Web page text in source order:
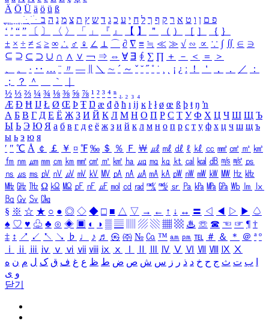
Ä Ö Ü ä ö ü ß
ִֶֹ ֻּ ׁׂ פ ם ן ו ט א ר ק ף ך ל ח י ע כ ג ד ש ץ ת צ מ נ ה ב
‘ ’ “ ” 〔 〕 〈 〉 「 」 『 』 【 】 ＂ （ ） ［ ］ ｛ ｝
± × ÷ ≠ ≤ ≥ ∞ ∴ ♂ ♀ ∠ ⊥ ⌒ ∂ ∇ ≡ ≒ ≪ ≫ √ ∽ ∝ ∵ ∫ ∬ ∈ ∋
⊆ ⊇ ⊂ ⊃ ∪ ∩ ∧ ∨ ￢ ⇒ ⇔ ∀ ∃ ∮ ∑ ∏ ＋ － ＜ ＝
＞
、
。 · ‥ … ¨ 〃 ― ＼ ∼ ´ ～ ˇ ˘ ˝ ˚ ˙ ¸ ¡ ¿ ː ！ ＇ ， ． ／
：
；
？ ＾ ｀
½ ⅓ ⅔ ¼ ¾ ⅛ ⅜ ⅝ ⅞ ¹ ² ³ ⁴ ⁿ ₁ ₂ ₃ ₄
Æ Ð Ħ Ĳ Ł Ø Œ Þ Ŧ Ŋ æ đ ð ħ ı ĳ ĸ ŀ ł ø œ ß þ ŧ ŋ ŉ
А Б В Г Д Е Ё Ж З И Й К Л М Н О П Р С Т У Ф Х Ц Ч Ш Щ Ъ
Ы Ь Э Ю Я а б в г д е ё ж з и й к л м н о п р с т у ф х ц ч ш щ ъ
ы ь э ю я
′ ″ ℃ Å ￠ ￡ ￥ ¤ ℉ ‰ ＄ ％ Ｆ ￦ ㎕ ㎖ ㎗ ℓ ㎘ ㏄ ㎣ ㎤ ㎥ ㎦
㎙ ㎚ ㎛ ㎜ ㎝ ㎞ ㎟ ㎠ ㎡ ㎢ ㏊ ㎍ ㎎ ㎏ ㏏ ㎈ ㎉ ㏈ ㎧ ㎨ ㎰
㎱ ㎲ ㎳ ㎴ ㎵ ㎶ ㎷ ㎸ ㎹ ㎀ ㎁ ㎂ ㎃ ㎄ ㎺ ㎻ ㎽ ㎾ ㎿ ㎐ ㎑
㎒ ㎓ ㎔ Ω ㏀ ㏁ ㎊ ㎋ ㎌ ㏖ ㏅ ㎭ ㎮ ㎯ ㏛ ㎩ ㎪ ㎫ ㎬ ㏝ ㏐
㏓
㏃ ㏉ ㏜ ㏆
§ ※ ☆ ★ ○ ● ◎ ◇ ◆ □ ■ △ ▽ → ← ↑ ↓ ↔ 〓 ◁ ◀ ▷ ▶ ♤
♠ ♡ ♥ ♧ ♣ ⊙ ◈ ▣ ◐ ◑ ▒ ▤ ▨ ▧ ▦ ▩ ♨ ☏ ☎ ☜ ☞ ¶ †
‡ ↕ ↗ ↙ ↖ ↘ ♭ ♩ ♪ ♬ ㉿ ㈜ № ㏇ ™ ㏂ ㏘ ℡ ＃ ＆ ＊ ＠ ª º
ⅰ
ⅱ ⅲ ⅳ ⅴ ⅵ ⅶ ⅷ ⅸ ⅹ Ⅳ Ⅴ Ⅵ Ⅶ Ⅷ Ⅸ Ⅹ
ب ت ث ج ح خ د ذ ر ز س ش ص ض ط ظ ع غ ف ق ک ل م ن ه
و ی
닫기